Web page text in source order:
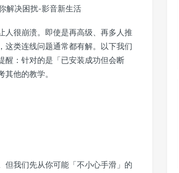
人很崩溃。即使是再高级、再多人推
这类连线问题通常都有解。以下我们
醒：针对的是「已安装成功但会断
他的教学。
但我们先从你可能「不小心手滑」的